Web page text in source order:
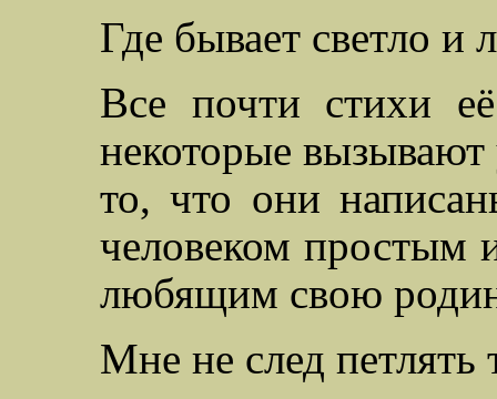
Где бывает светло и
Все почти стихи
некоторые
то, что они
человеком простым
любящим свою
Мне не след